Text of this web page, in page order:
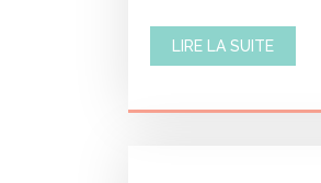
LIRE LA SUITE